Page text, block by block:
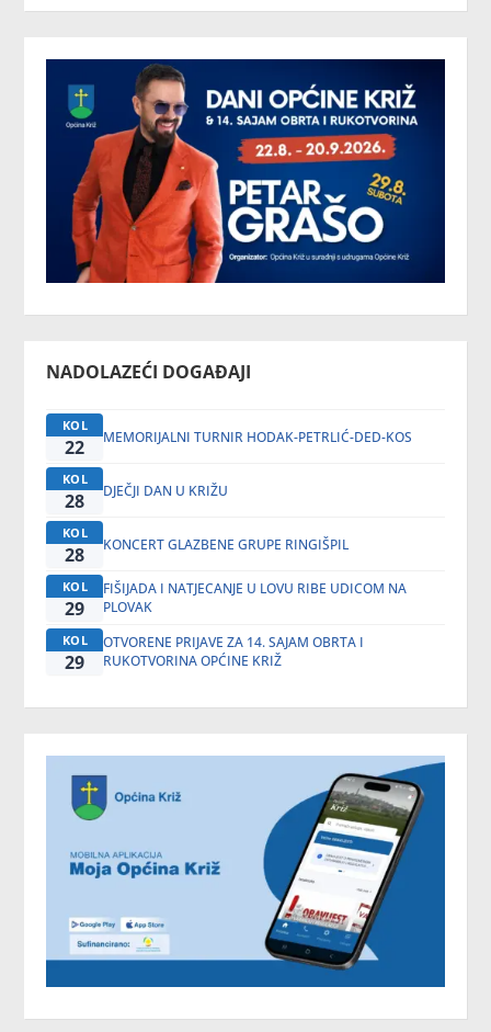
NADOLAZEĆI DOGAĐAJI
KOL
22 MEMORIJALNI TURNIR HODAK-PETRLIĆ-DED-KOS
KOL
28 DJEČJI DAN U KRIŽU
KOL
28 KONCERT GLAZBENE GRUPE RINGIŠPIL
KOL
29
FIŠIJADA I NATJECANJE U LOVU RIBE UDICOM NA
PLOVAK
KOL
29
OTVORENE PRIJAVE ZA 14. SAJAM OBRTA I
RUKOTVORINA OPĆINE KRIŽ